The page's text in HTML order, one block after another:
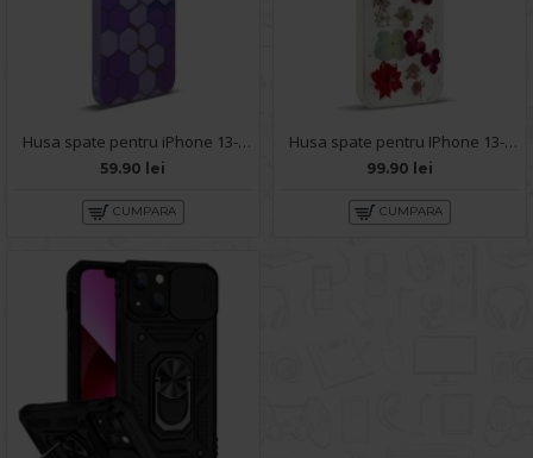
Husa spate pentru iPhone 13- Bozo case Mov
59.90 lei
CUMPARA
Husa spate pentru IPhone 13- Natural case
99.90 lei
CUMPARA